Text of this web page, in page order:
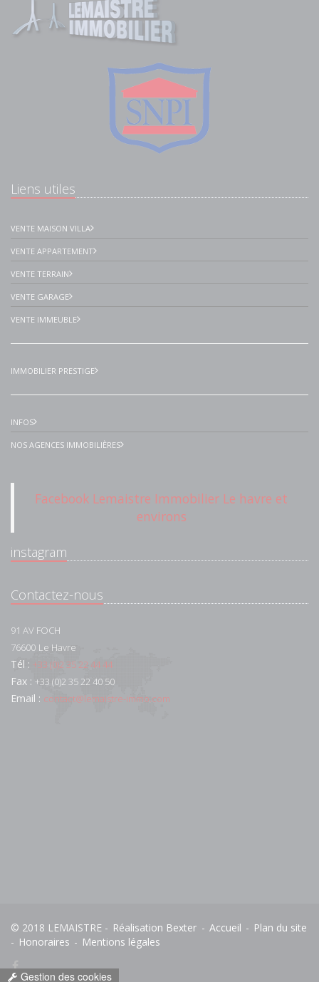
Liens utiles
VENTE MAISON VILLA
VENTE APPARTEMENT
VENTE TERRAIN
VENTE GARAGE
VENTE IMMEUBLE
IMMOBILIER PRESTIGE
INFOS
NOS AGENCES IMMOBILIÈRES
Facebook Lemaistre Immobilier Le havre et
environs
instagram
Contactez-nous
91 AV FOCH
76600 Le Havre
Tél : +33 (0)2 35 22 44 44
Fax : +33 (0)2 35 22 40 50
Email : contact@lemaistre-immo.com
© 2018 LEMAISTRE - Réalisation Bexter - Accueil - Plan du site
- Honoraires - Mentions légales
Gestion des cookies